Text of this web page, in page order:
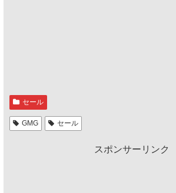
セール
GMG セール
スポンサーリンク